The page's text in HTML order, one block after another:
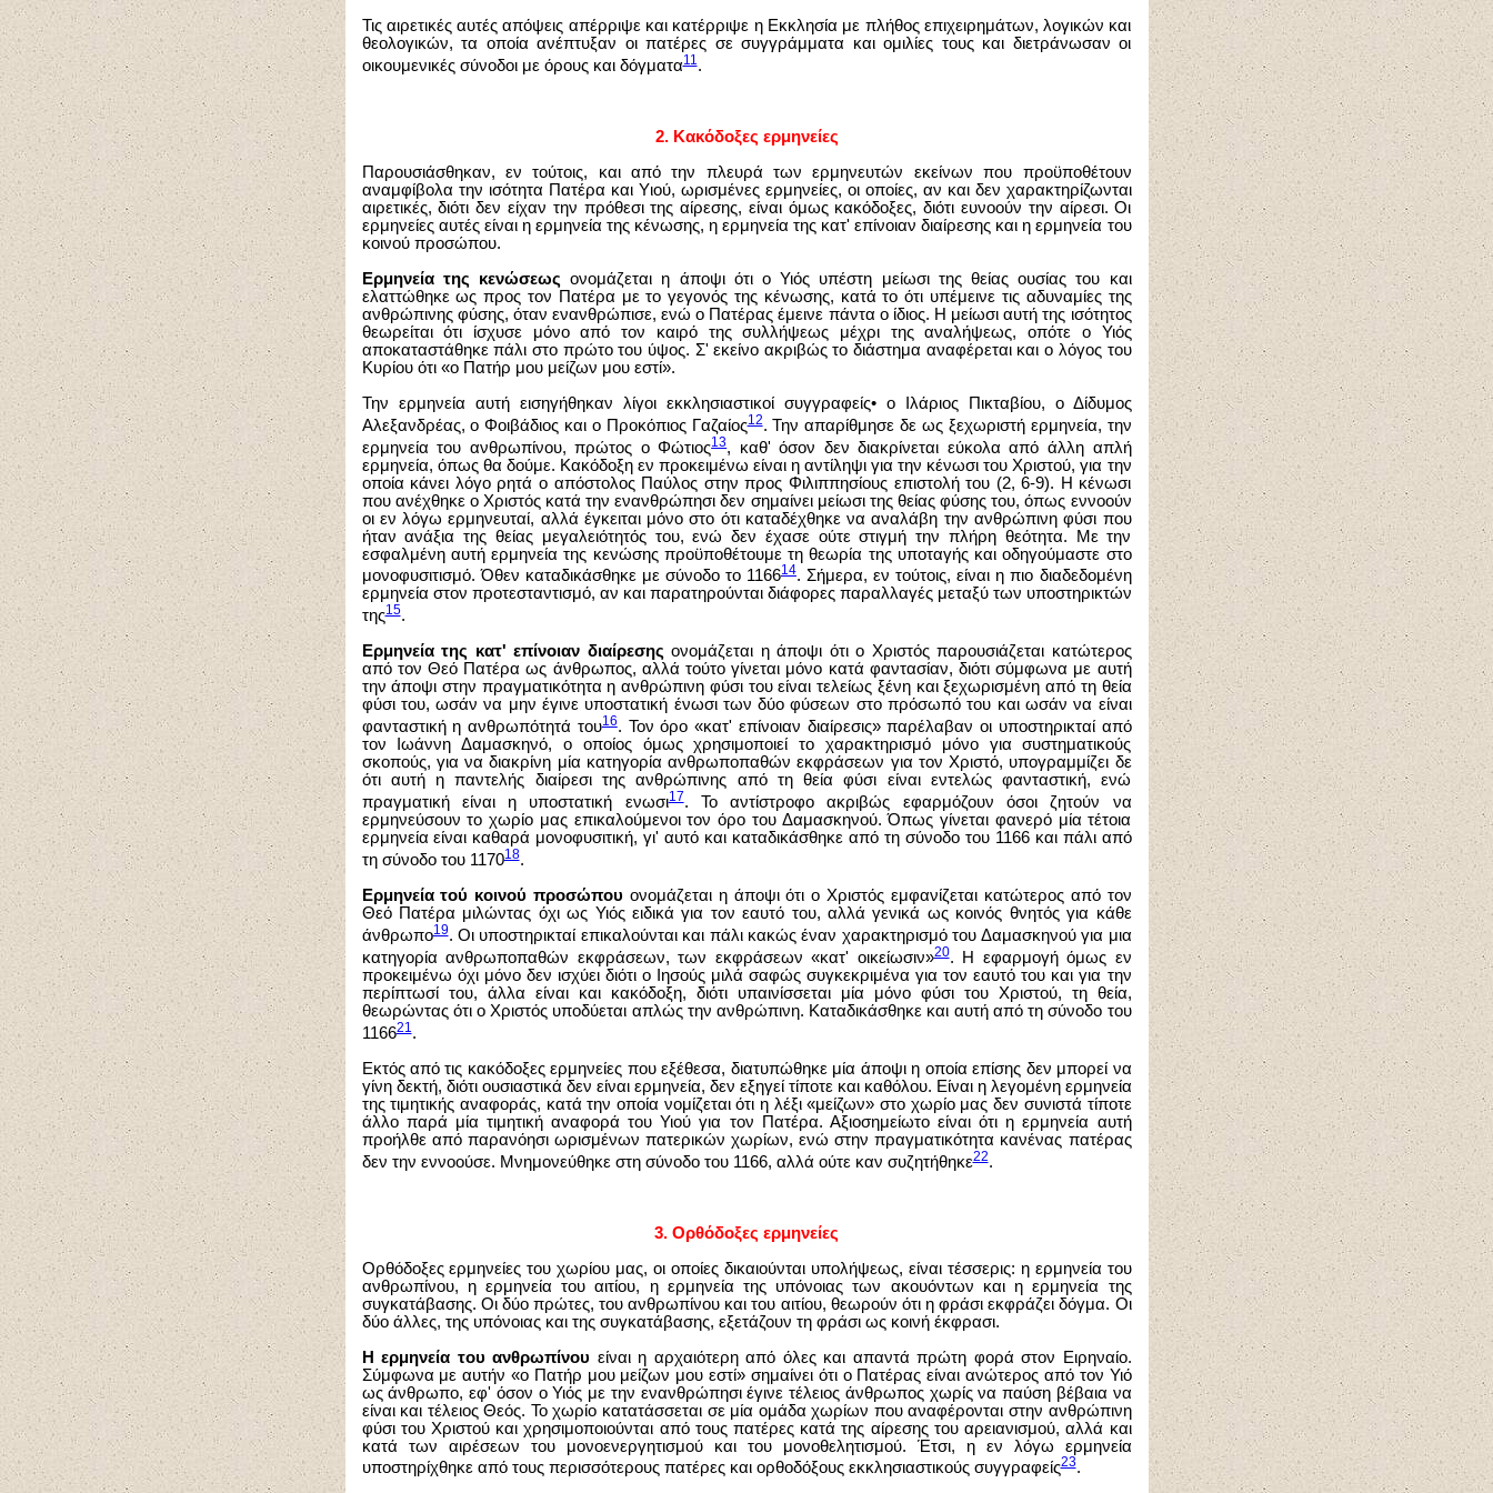
Τις αιρετικές αυτές απόψεις απέρριψε και κατέρριψε η Εκκλησία με πλήθος επιχειρημάτων, λογικών και
θεολογικών, τα οποία ανέπτυξαν οι πατέρες σε συγγράμματα και ομιλίες τους και διετράνωσαν οι
οικουμενικές σύνοδοι με όρους και δόγματα11.
2. Κακόδοξες ερμηνείες
Παρουσιάσθηκαν, εν τούτοις, και από την πλευρά των ερμηνευτών εκείνων που προϋποθέτουν
αναμφίβολα την ισότητα Πατέρα και Yιού, ωρισμένες ερμηνείες, οι οποίες, αν και δεν χαρακτηρίζωνται
αιρετικές, διότι δεν είχαν την πρόθεσι της αίρεσης, είναι όμως κακόδοξες, διότι ευνοούν την αίρεσι. Οι
ερμηνείες αυτές είναι η ερμηνεία της κένωσης, η ερμηνεία της κατ' επίνοιαν διαίρεσης και η ερμηνεία του
κοινού προσώπου.
Ερμηνεία της κενώσεως ονομάζεται η άποψι ότι ο Υιός υπέστη μείωσι της θείας ουσίας του και
ελαττώθηκε ως προς τον Πατέρα με το γεγονός της κένωσης, κατά το ότι υπέμεινε τις αδυναμίες της
ανθρώπινης φύσης, όταν ενανθρώπισε, ενώ ο Πατέρας έμεινε πάντα ο ίδιος. Η μείωσι αυτή της ισότητος
θεωρείται ότι ίσχυσε μόνο από τον καιρό της συλλήψεως μέχρι της αναλήψεως, οπότε ο Υιός
αποκαταστάθηκε πάλι στο πρώτο του ύψος. Σ' εκείνο ακριβώς το διάστημα αναφέρεται και ο λόγος του
Κυρίου ότι «ο Πατήρ μου μείζων μου εστί».
Την ερμηνεία αυτή εισηγήθηκαν λίγοι εκκλησιαστικοί συγγραφείς• ο Ιλάριος Πικταβίου, ο Δίδυμος
Αλεξανδρέας, ο Φοιβάδιος και ο Προκόπιος Γαζαίος12. Την απαρίθμησε δε ως ξεχωριστή ερμηνεία, την
ερμηνεία του ανθρωπίνου, πρώτος ο Φώτιος13, καθ' όσον δεν διακρίνεται εύκολα από άλλη απλή
ερμηνεία, όπως θα δούμε. Κακόδοξη εν προκειμένω είναι η αντίληψι για την κένωσι του Χριστού, για την
οποία κάνει λόγο ρητά ο απόστολος Παύλος στην προς Φιλιππησίους επιστολή του (2, 6-9). Η κένωσι
που ανέχθηκε ο Χριστός κατά την ενανθρώπησι δεν σημαίνει μείωσι της θείας φύσης του, όπως εννοούν
οι εν λόγω ερμηνευταί, αλλά έγκειται μόνο στο ότι καταδέχθηκε να αναλάβη την ανθρώπινη φύσι που
ήταν ανάξια της θείας μεγαλειότητός του, ενώ δεν έχασε ούτε στιγμή την πλήρη θεότητα. Με την
εσφαλμένη αυτή ερμηνεία της κενώσης προϋποθέτουμε τη θεωρία της υποταγής και οδηγούμαστε στο
μονοφυσιτισμό. Όθεν καταδικάσθηκε με σύνοδο το 116614. Σήμερα, εν τούτοις, είναι η πιο διαδεδομένη
ερμηνεία στον προτεσταντισμό, αν και παρατηρούνται διάφορες παραλλαγές μεταξύ των υποστηρικτών
της15.
Ερμηνεία της κατ' επίνοιαν διαίρεσης ονομάζεται η άποψι ότι ο Χριστός παρουσιάζεται κατώτερος
από τον Θεό Πατέρα ως άνθρωπος, αλλά τούτο γίνεται μόνο κατά φαντασίαν, διότι σύμφωνα με αυτή
την άποψι στην πραγματικότητα η ανθρώπινη φύσι του είναι τελείως ξένη και ξεχωρισμένη από τη θεία
φύσι του, ωσάν να μην έγινε υποστατική ένωσι των δύο φύσεων στο πρόσωπό του και ωσάν να είναι
φανταστική η ανθρωπότητά του16. Τον όρο «κατ' επίνοιαν διαίρεσις» παρέλαβαν οι υποστηρικταί από
τον Ιωάννη Δαμασκηνό, ο οποίος όμως χρησιμοποιεί το χαρακτηρισμό μόνο για συστηματικούς
σκοπούς, για να διακρίνη μία κατηγορία ανθρωποπαθών εκφράσεων για τον Χριστό, υπογραμμίζει δε
ότι αυτή η παντελής διαίρεσι της ανθρώπινης από τη θεία φύσι είναι εντελώς φανταστική, ενώ
πραγματική είναι η υποστατική ενωσι17. Το αντίστροφο ακριβώς εφαρμόζουν όσοι ζητούν να
ερμηνεύσουν το χωρίο μας επικαλούμενοι τον όρο του Δαμασκηνού. Όπως γίνεται φανερό μία τέτοια
ερμηνεία είναι καθαρά μονοφυσιτική, γι' αυτό και καταδικάσθηκε από τη σύνοδο του 1166 και πάλι από
τη σύνοδο του 117018.
Ερμηνεία τού κοινού προσώπου ονομάζεται η άποψι ότι ο Χριστός εμφανίζεται κατώτερος από τον
Θεό Πατέρα μιλώντας όχι ως Υιός ειδικά για τον εαυτό του, αλλά γενικά ως κοινός θνητός για κάθε
άνθρωπο19. Οι υποστηρικταί επικαλούνται και πάλι κακώς έναν χαρακτηρισμό του Δαμασκηνού για μια
κατηγορία ανθρωποπαθών εκφράσεων, των εκφράσεων «κατ' οικείωσιν»20. Η εφαρμογή όμως εν
προκειμένω όχι μόνο δεν ισχύει διότι ο Ιησούς μιλά σαφώς συγκεκριμένα για τον εαυτό του και για την
περίπτωσί του, άλλα είναι και κακόδοξη, διότι υπαινίσσεται μία μόνο φύσι του Χριστού, τη θεία,
θεωρώντας ότι ο Χριστός υποδύεται απλώς την ανθρώπινη. Καταδικάσθηκε και αυτή από τη σύνοδο του
116621.
Εκτός από τις κακόδοξες ερμηνείες που εξέθεσα, διατυπώθηκε μία άποψι η οποία επίσης δεν μπορεί να
γίνη δεκτή, διότι ουσιαστικά δεν είναι ερμηνεία, δεν εξηγεί τίποτε και καθόλου. Είναι η λεγομένη ερμηνεία
της τιμητικής αναφοράς, κατά την οποία νομίζεται ότι η λέξι «μείζων» στο χωρίο μας δεν συνιστά τίποτε
άλλο παρά μία τιμητική αναφορά του Υιού για τον Πατέρα. Αξιοσημείωτο είναι ότι η ερμηνεία αυτή
προήλθε από παρανόησι ωρισμένων πατερικών χωρίων, ενώ στην πραγματικότητα κανένας πατέρας
δεν την εννοούσε. Μνημονεύθηκε στη σύνοδο του 1166, αλλά ούτε καν συζητήθηκε22.
3. Ορθόδοξες ερμηνείες
Ορθόδοξες ερμηνείες του χωρίου μας, οι οποίες δικαιούνται υπολήψεως, είναι τέσσερις: η ερμηνεία του
ανθρωπίνου, η ερμηνεία του αιτίου, η ερμηνεία της υπόνοιας των ακουόντων και η ερμηνεία της
συγκατάβασης. Οι δύο πρώτες, του ανθρωπίνου και του αιτίου, θεωρούν ότι η φράσι εκφράζει δόγμα. Οι
δύο άλλες, της υπόνοιας και της συγκατάβασης, εξετάζουν τη φράσι ως κοινή έκφρασι.
Η ερμηνεία του ανθρωπίνου είναι η αρχαιότερη από όλες και απαντά πρώτη φορά στον Ειρηναίο.
Σύμφωνα με αυτήν «ο Πατήρ μου μείζων μου εστί» σημαίνει ότι ο Πατέρας είναι ανώτερος από τον Υιό
ως άνθρωπο, εφ' όσον ο Υιός με την ενανθρώπησι έγινε τέλειος άνθρωπος χωρίς να παύση βέβαια να
είναι και τέλειος Θεός. Το χωρίο κατατάσσεται σε μία ομάδα χωρίων που αναφέρονται στην ανθρώπινη
φύσι του Χριστού και χρησιμοποιούνται από τους πατέρες κατά της αίρεσης του αρειανισμού, αλλά και
κατά των αιρέσεων του μονοενεργητισμού και του μονοθελητισμού. Έτσι, η εν λόγω ερμηνεία
υποστηρίχθηκε από τους περισσότερους πατέρες και ορθοδόξους εκκλησιαστικούς συγγραφείς23.